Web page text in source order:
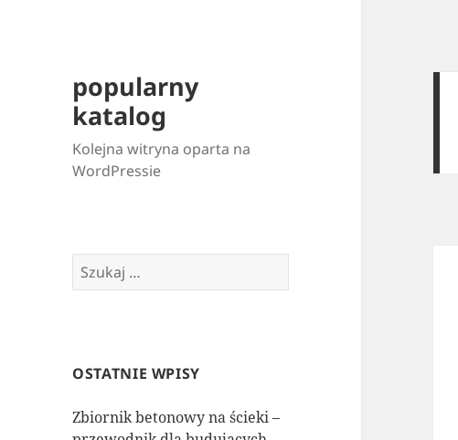
popularny
katalog
Kolejna witryna oparta na
WordPressie
Szukaj:
OSTATNIE WPISY
Zbiornik betonowy na ścieki –